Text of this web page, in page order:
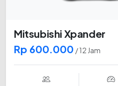
Mitsubishi Xpander
Rp 600.000 / 12 Jam